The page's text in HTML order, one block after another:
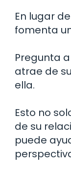
En lugar
fomenta
Pregunta
atrae de
ella.
Esto no
de su
puede